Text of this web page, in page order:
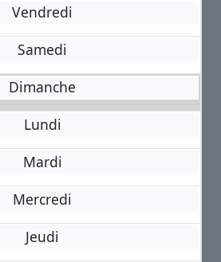
Vendredi
Samedi
Dimanche
Lundi
Mardi
Mercredi
Jeudi